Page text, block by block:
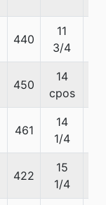
440
11
3/4
450
14
cpos
461
14
1/4
422
15
1/4